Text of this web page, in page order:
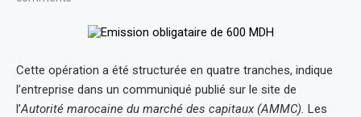
Cette opération a été structurée en quatre tranches, indique
l’entreprise dans un communiqué publié sur le site de
l’Autorité marocaine du marché des capitaux (AMMC). Les